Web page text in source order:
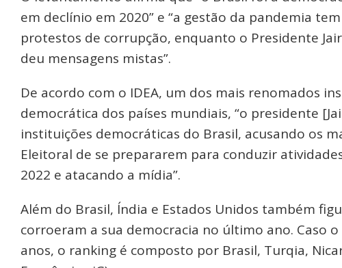
em declínio em 2020” e “a gestão da pandemia
protestos de corrupção, enquanto o Presidente
deu mensagens mistas”.
De acordo com o IDEA, um dos mais renomados
democrática dos países mundiais, “o presidente
instituições democráticas do Brasil, acusando os
Eleitoral de se prepararem para conduzir
2022 e atacando a mídia”.
Além do Brasil, Índia e Estados Unidos também
corroeram a sua democracia no último ano. Caso
anos, o ranking é composto por Brasil, Turqia,